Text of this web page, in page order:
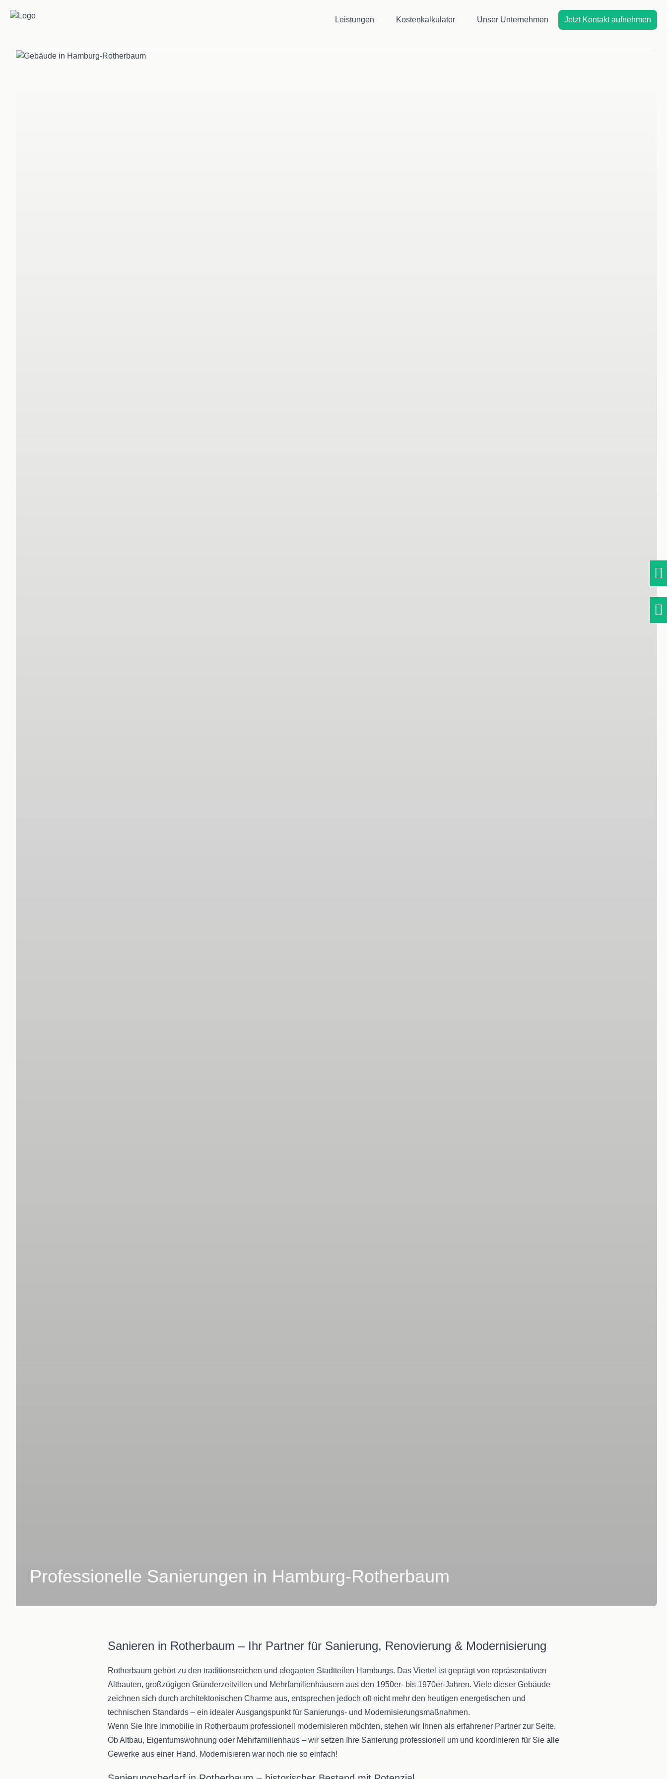
Leistungen Kostenkalkulator Unser Unternehmen Jetzt Kontakt aufnehmen
Professionelle Sanierungen in Hamburg-Rotherbaum
Sanieren in Rotherbaum – Ihr Partner für Sanierung, Renovierung & Modernisierung
Rotherbaum gehört zu den traditionsreichen und eleganten Stadtteilen Hamburgs. Das Viertel ist geprägt von repräsentativen
Altbauten, großzügigen Gründerzeitvillen und Mehrfamilienhäusern aus den 1950er- bis 1970er-Jahren. Viele dieser Gebäude
zeichnen sich durch architektonischen Charme aus, entsprechen jedoch oft nicht mehr den heutigen energetischen und
technischen Standards – ein idealer Ausgangspunkt für Sanierungs- und Modernisierungsmaßnahmen.
Wenn Sie Ihre Immobilie in Rotherbaum professionell modernisieren möchten, stehen wir Ihnen als erfahrener Partner zur Seite.
Ob Altbau, Eigentumswohnung oder Mehrfamilienhaus – wir setzen Ihre Sanierung professionell um und koordinieren für Sie alle
Gewerke aus einer Hand. Modernisieren war noch nie so einfach!